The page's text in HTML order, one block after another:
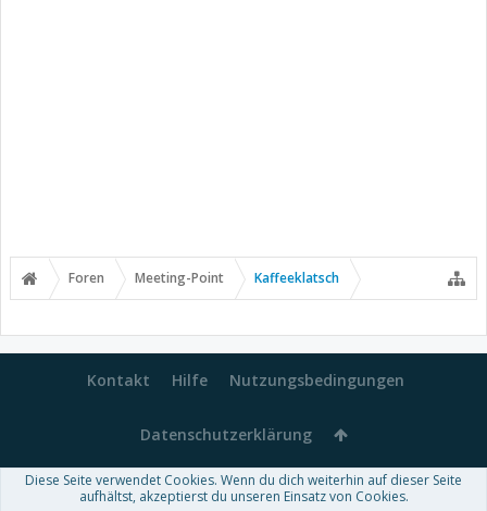
Foren Meeting-Point Kaffeeklatsch
Kontakt Hilfe Nutzungsbedingungen
Datenschutzerklärung
Forum software by XenForo™-Deutsch von xenDach
Diese Seite verwendet Cookies. Wenn du dich weiterhin auf dieser Seite
aufhältst, akzeptierst du unseren Einsatz von Cookies.